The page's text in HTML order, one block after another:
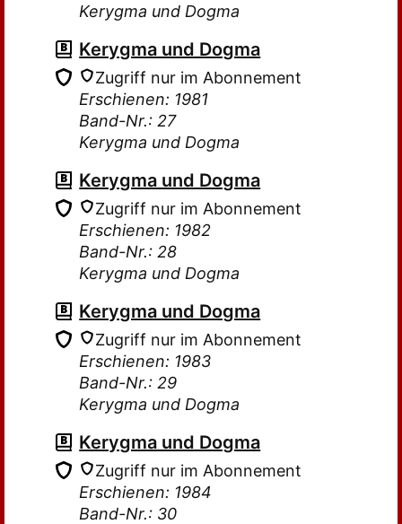
Kerygma und Dogma
Kerygma und Dogma
Zugriff nur im Abonnement
Erschienen: 1981
Band-Nr.: 27
Kerygma und Dogma
Kerygma und Dogma
Zugriff nur im Abonnement
Erschienen: 1982
Band-Nr.: 28
Kerygma und Dogma
Kerygma und Dogma
Zugriff nur im Abonnement
Erschienen: 1983
Band-Nr.: 29
Kerygma und Dogma
Kerygma und Dogma
Zugriff nur im Abonnement
Erschienen: 1984
Band-Nr.: 30